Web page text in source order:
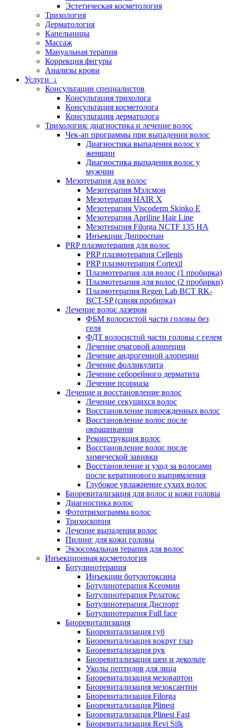
Эстетическая косметология
Трихология
Дерматология
Капельницы
Массаж
Мануальная терапия
Коррекция фигуры
Анализы крови
Услуги ↓
Консультации специалистов
Консультация трихолога
Консультация косметолога
Консультация дерматолога
Трихология: диагностика и лечение волос
Чек-ап программы при выпадении волос
Диагностика выпадения волос у
женщин
Диагностика выпадения волос у
мужчин
Мезотерапия для волос
Мезотерапия Мэлсмон
Мезотерапия HAIR X
Мезотерапия Viscoderm Skinko E
Мезотерапия Apriline Hair Line
Мезотерапия Filorga NCTF 135 HA
Инъекции Дипроспан
PRP плазмотерапия для волос
PRP плазмотерапия Cellenis
PRP плазмотерапия Cortexil
Плазмотерапия для волос (1 пробирка)
Плазмотерапия для волос (2 пробирки)
Плазмотерапия Regen Lab BCT RK-
BCT-SP (синяя пробирка)
Лечение волос лазером
ФБМ волосистой части головы без
геля
ФДТ волосистой части головы с гелем
Лечение очаговой алопеции
Лечение андрогенной алопеции
Лечение фолликулита
Лечение себорейного дерматита
Лечение псориаза
Лечение и восстановление волос
Лечение секущихся волос
Восстановление поврежденных волос
Восстановление волос после
окрашивания
Реконструкция волос
Восстановление волос после
химической завивки
Восстановление и уход за волосами
после кератинового выпрямления
Глубокое увлажнение сухих волос
Биоревитализация для волос и кожи головы
Диагностика волос
Фототрихограмма волос
Трихоскопия
Лечение выпадения волос
Пилинг для кожи головы
Экзосомальная терапия для волос
Инъекционная косметология
Ботулинотерапия
Инъекции ботулотоксина
Ботулинотерапия Ксеомин
Ботулинотерапия Релатокс
Ботулинотерапия Диспорт
Ботулинотерапия Full face
Биоревитализация
Биоревитализация губ
Биоревитализация вокруг глаз
Биоревитализация рук
Биоревитализация шеи и декольте
Уколы пептидов для лица
Биоревитализация мезовартон
Биоревитализация мезоксантин
Биоревитализация Filorga
Биоревитализация Plinest
Биоревитализация Plinest Fast
Биоревитализация Revi Silk